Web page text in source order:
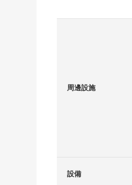
周邊設施
設備